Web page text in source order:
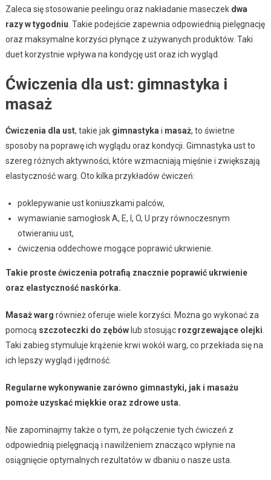
Zaleca się stosowanie peelingu oraz nakładanie maseczek dwa
razy w tygodniu . Takie podejście zapewnia odpowiednią pielęgnację
oraz maksymalne korzyści płynące z używanych produktów. Taki
duet korzystnie wpływa na kondycję ust oraz ich wygląd.
Ćwiczenia dla ust: gimnastyka i
masaż
Ćwiczenia dla ust, takie jak gimnastyka i masaż, to świetne
sposoby na poprawę ich wyglądu oraz kondycji. Gimnastyka ust to
szereg różnych aktywności, które wzmacniają mięśnie i zwiększają
elastyczność warg. Oto kilka przykładów ćwiczeń:
poklepywanie ust koniuszkami palców,
wymawianie samogłosk A, E, I, O, U przy równoczesnym
otwieraniu ust,
ćwiczenia oddechowe mogące poprawić ukrwienie.
Takie proste ćwiczenia potrafią znacznie poprawić ukrwienie
oraz elastyczność naskórka.
Masaż warg również oferuje wiele korzyści. Można go wykonać za
pomocą szczoteczki do zębówlub stosując rozgrzewające olejki
Taki zabieg stymuluje krążenie krwi wokół warg, co przekłada się na
ich lepszy wygląd i jędrność.
Regularne wykonywanie zarówno gimnastyki, jak i masażu
pomoże uzyskać miękkie oraz zdrowe usta.
Nie zapominajmy także o tym, że połączenie tych ćwiczeń z
odpowiednią pielęgnacją i nawilżeniem znacząco wpłynie na
osiągnięcie optymalnych rezultatów w dbaniu o nasze usta.